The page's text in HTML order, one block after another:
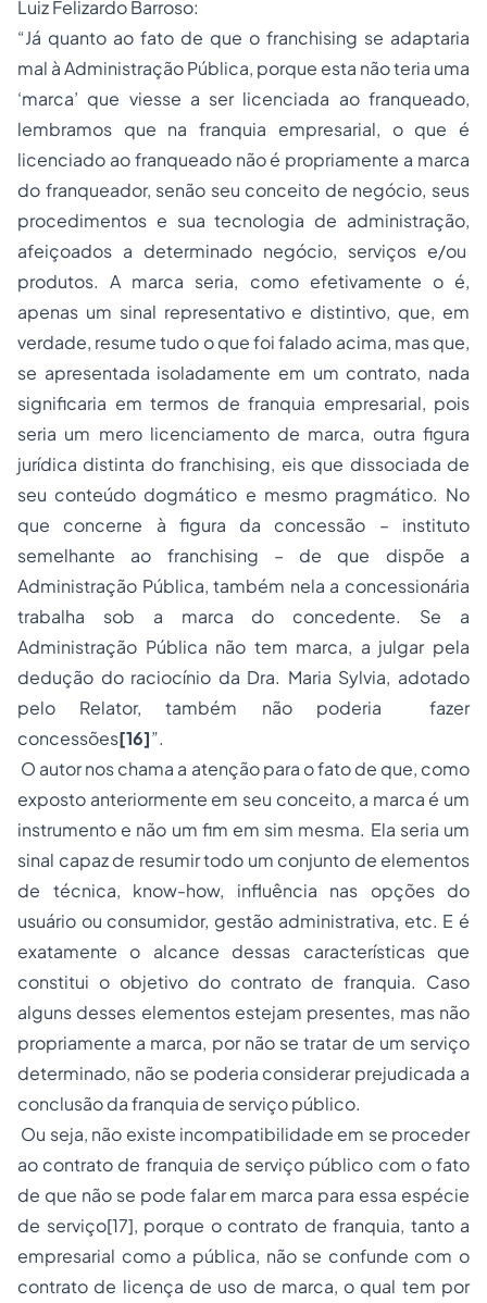
Luiz Felizardo Barroso:
“Já quanto ao fato de que o franchising se adaptaria
mal à Administração Pública, porque esta não teria uma
‘marca’ que viesse a ser licenciada ao franqueado,
lembramos que na franquia empresarial, o que é
licenciado ao franqueado não é propriamente a marca
do franqueador, senão seu conceito de negócio, seus
procedimentos e sua tecnologia de administração,
afeiçoados a determinado negócio, serviços e/ou
produtos. A marca seria, como efetivamente o é,
apenas um sinal representativo e distintivo, que, em
verdade, resume tudo o que foi falado acima, mas que,
se apresentada isoladamente em um contrato, nada
significaria em termos de franquia empresarial, pois
seria um mero licenciamento de marca, outra figura
jurídica distinta do franchising, eis que dissociada de
seu conteúdo dogmático e mesmo pragmático. No
que concerne à figura da concessão – instituto
semelhante ao franchising – de que dispõe a
Administração Pública, também nela a concessionária
trabalha sob a marca do concedente. Se a
Administração Pública não tem marca, a julgar pela
dedução do raciocínio da Dra. Maria Sylvia, adotado
pelo Relator, também não poderia fazer
concessões[16]”.
O autor nos chama a atenção para o fato de que, como
exposto anteriormente em seu conceito, a marca é um
instrumento e não um fim em sim mesma. Ela seria um
sinal capaz de resumir todo um conjunto de elementos
de técnica, know-how, influência nas opções do
usuário ou consumidor, gestão administrativa, etc. E é
exatamente o alcance dessas características que
constitui o objetivo do contrato de franquia. Caso
alguns desses elementos estejam presentes, mas não
propriamente a marca, por não se tratar de um serviço
determinado, não se poderia considerar prejudicada a
conclusão da franquia de serviço público.
Ou seja, não existe incompatibilidade em se proceder
ao contrato de franquia de serviço público com o fato
de que não se pode falar em marca para essa espécie
de serviço[17], porque o contrato de franquia, tanto a
empresarial como a pública, não se confunde com o
contrato de licença de uso de marca, o qual tem por